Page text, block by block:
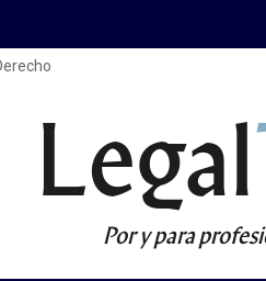
Legal
Por y para